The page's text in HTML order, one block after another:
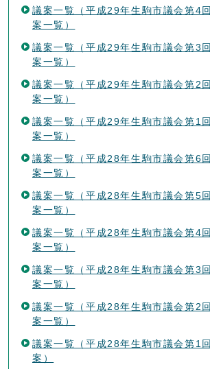
議案一覧（平成29年生駒市議会第4
案一覧）
議案一覧（平成29年生駒市議会第3
案一覧）
議案一覧（平成29年生駒市議会第2
案一覧）
議案一覧（平成29年生駒市議会第1
案一覧）
議案一覧（平成28年生駒市議会第6
案一覧）
議案一覧（平成28年生駒市議会第5
案一覧）
議案一覧（平成28年生駒市議会第4
案一覧）
議案一覧（平成28年生駒市議会第3
案一覧）
議案一覧（平成28年生駒市議会第2
案一覧）
議案一覧（平成28年生駒市議会第1
案）